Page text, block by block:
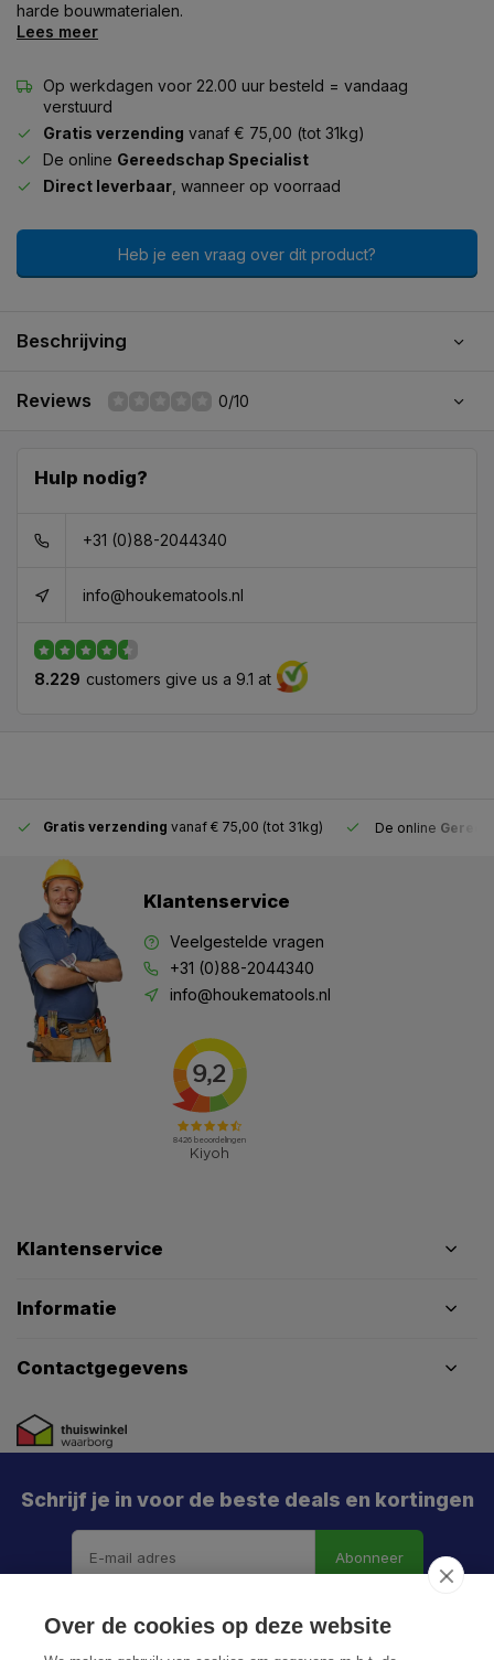
harde bouwmaterialen.
Lees meer
Op werkdagen voor 22.00 uur besteld = vandaag
verstuurd
Gratis verzending vanaf € 75,00 (tot 31kg)
De online Gereedschap Specialist
Direct leverbaar , wanneer op voorraad
Heb je een vraag over dit product?
Beschrijving
Reviews 0/10
Hulp nodig?
+31 (0)88-2044340
info@houkematools.nl
8.229 customers give us a 9.1 at
Gratis verzending vanaf € 75,00 (tot 31kg) De online
Klantenservice
Veelgestelde vragen
+31 (0)88-2044340
info@houkematools.nl
Klantenservice
Informatie
Contactgegevens
Schrijf je in voor de beste deals en kortingen
Abonneer
Over de cookies op deze website